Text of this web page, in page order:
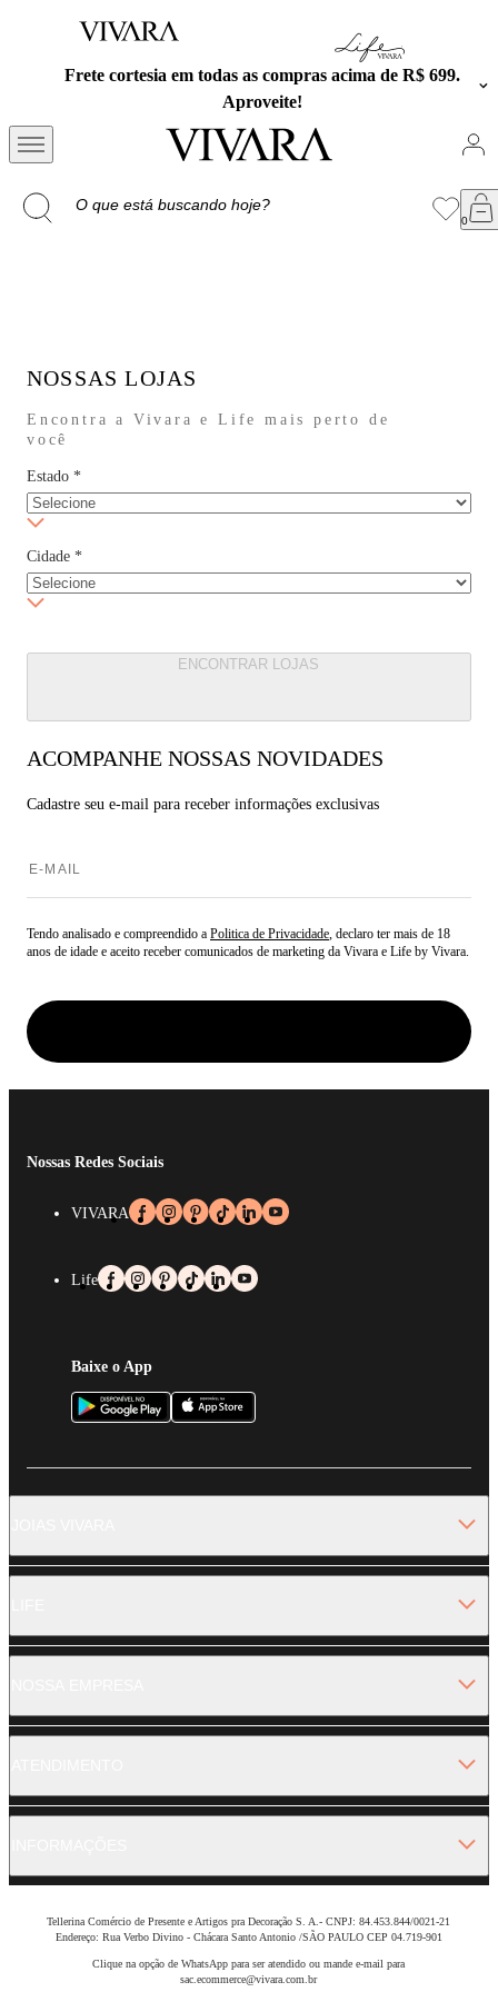
em todas as compras acima de R$ 699.
NOSSAS LOJAS
Encontra a Vivara e Life mais perto de
você
Estado *
Cidade *
ENCONTRAR LOJAS
ACOMPANHE NOSSAS NOVIDADES
Cadastre seu e-mail para receber informações exclusivas
Tendo analisado e compreendido a Politica de Privacidade, declaro ter mais de 18
anos de idade e aceito receber comunicados de marketing da Vivara e Life by Vivara.
Nossas Redes Sociais
VIVARA
Life
Baixe o App
Tellerina Comércio de Presente e Artigos pra Decoração S. A.- CNPJ: 84.453.844/0021-21
Endereço: Rua Verbo Divino - Chácara Santo Antonio /SÃO PAULO CEP 04.719-901
Clique na opção de WhatsApp para ser atendido ou mande e-mail para
sac.ecommerce@vivara.com.br